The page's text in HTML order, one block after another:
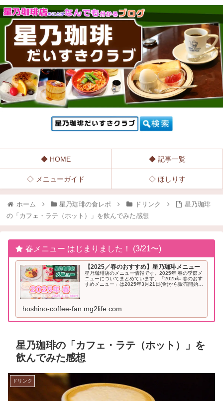
◆ HOME ◆ 記事一覧
◇ メニューガイド ◇ ほしりす
ホーム 星乃珈琲の食レポ ドリンク
星乃珈琲
の「カフェ・ラテ（ホット）」を飲んでみた感想
春メニュー はじまりました！ (3/21〜)
【2025／春のおすすめ】星乃珈琲メニュー
星乃珈琲店のメニュー情報です。2025年 春の季節メ
ニューについてまとめています。「2025年 春のおす
すめメニュー」は2025年3月21日(金)から販売開始と
hoshino-coffee-fan.mg2life.com
星乃珈琲の「カフェ・ラテ（ホット）」を
飲んでみた感想
ドリンク